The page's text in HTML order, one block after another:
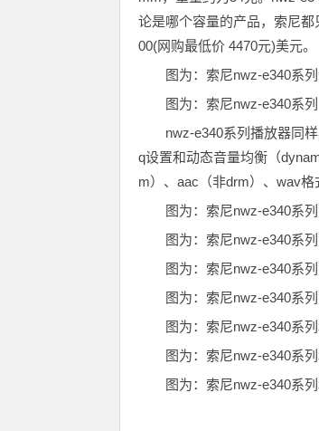
论是哪个容量的产品，索尼
00(网购最低价 4470元)美元。
图为：索尼nwz-e340系
图为：索尼nwz-e340系列
nwz-e340系列播放器同
q设置和动态音量均衡（
m）、aac（非drm）、wav
图为：索尼nwz-e340系
图为：索尼nwz-e340系
图为：索尼nwz-e340系
图为：索尼nwz-e340系
图为：索尼nwz-e340系
图为：索尼nwz-e340系
图为：索尼nwz-e340系